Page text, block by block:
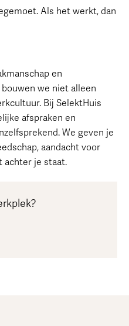
Als het werkt, dan
en
we niet alleen
Bij SelektHuis
afspraken en
We geven je
aandacht voor
achter je staat.